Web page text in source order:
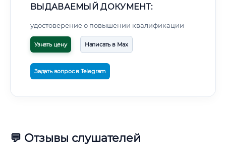
ВЫДАВАЕМЫЙ ДОКУМЕНТ:
удостоверение о повышении квалификации
Узнать цену Написать в Max
Задать вопрос в Telegram
💬 Отзывы слушателей